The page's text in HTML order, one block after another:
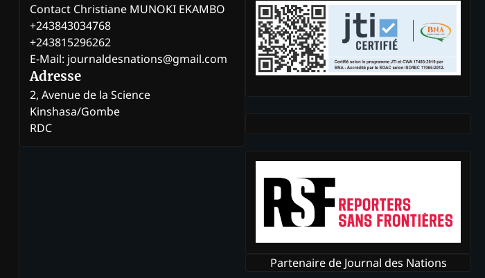
Contact Christiane MUNOKI EKAMBO
+243843034768
+243815296262
E-Mail: journaldesnations@gmail.com
Adresse
2, Avenue de la Science
Kinshasa/Gombe
RDC
Partenaire de Journal des Nations